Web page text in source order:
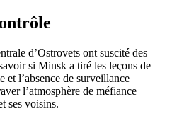
d’Ostrovets ont suscité des
si Minsk a tiré les leçons de
et l’absence de surveillance
l’atmosphère de méfiance
ses voisins.